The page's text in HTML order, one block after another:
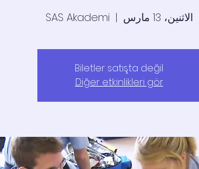
الاثنين، 13 مارس
  |
SAS Akademi
Biletler satışta değil
Diğer etkinlikleri gör